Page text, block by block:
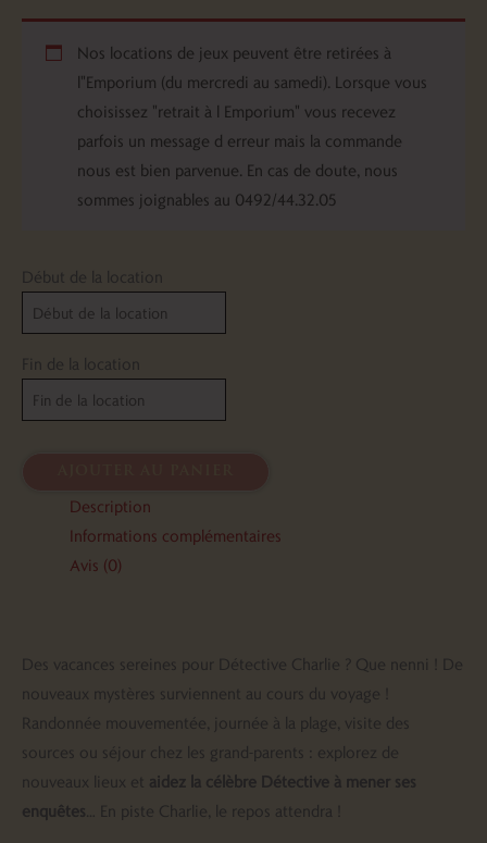
Nos locations de jeux peuvent être retirées à
l"Emporium (du mercredi au samedi). Lorsque vous
choisissez "retrait à l Emporium" vous recevez
parfois un message d erreur mais la commande
nous est bien parvenue. En cas de doute, nous
sommes joignables au 0492/44.32.05
Début de la location
Fin de la location
Description
Informations complémentaires
Avis (0)
Des vacances sereines pour Détective Charlie ? Que nenni ! De
nouveaux mystères surviennent au cours du voyage !
Randonnée mouvementée, journée à la plage, visite des
sources ou séjour chez les grand-parents : explorez de
nouveaux lieux et aidez la célèbre Détective à mener ses
enquêtes … En piste Charlie, le repos attendra !